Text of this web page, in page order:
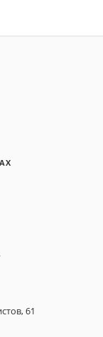
61